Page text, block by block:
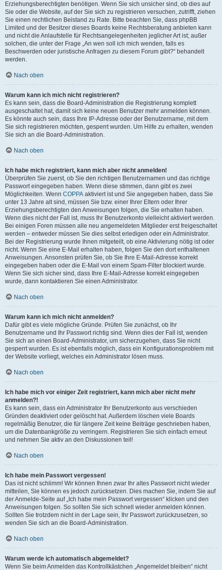
Erziehungsberechtigten benötigen. Wenn Sie sich unsicher sind, ob dies auf
Sie oder die Website, auf der Sie sich zu registrieren versuchen, zutrifft, ziehen
Sie einen rechtlichen Beistand zu Rate. Bitte beachten Sie, dass phpBB
Limited und der Besitzer dieses Boards keine Rechtsberatung anbieten kann
und nicht die Anlaufstelle für Rechtsangelegenheiten jeglicher Art ist; außer
solchen, die unter der Frage „An wen soll ich mich wenden, falls es
Beschwerden oder juristische Anfragen zu diesem Forum gibt?“ behandelt
werden.
Nach oben
Warum kann ich mich nicht registrieren?
Es kann sein, dass die Board-Administration die Registrierung komplett
ausgeschaltet hat, damit sich keine neuen Benutzer mehr anmelden können.
Es könnte auch sein, dass Ihre IP-Adresse oder der Benutzername, mit dem
Sie sich registrieren möchten, gesperrt wurden. Um Hilfe zu erhalten, wenden
Sie sich an die Board-Administration.
Nach oben
Ich habe mich registriert, kann mich aber nicht anmelden!
Überprüfen Sie zuerst, ob Sie den richtigen Benutzernamen und das richtige
Passwort eingegeben haben. Wenn diese stimmen, dann gibt es zwei
Möglichkeiten. Wenn COPPA aktiviert ist und Sie angegeben haben, dass Sie
unter 13 Jahre alt sind, müssen Sie bzw. einer Ihrer Eltern oder Ihrer
Erziehungsberechtigten den Anweisungen folgen, die Sie erhalten haben.
Wenn dies nicht der Fall ist, muss Ihr Benutzerkonto vielleicht aktiviert werden.
Bei einigen Foren müssen alle neu angemeldeten Mitglieder erst freigeschaltet
werden – entweder müssen Sie dies selbst erledigen oder ein Administrator.
Bei der Registrierung wurde Ihnen mitgeteilt, ob eine Aktivierung nötig ist oder
nicht. Wenn Sie eine E-Mail erhalten haben, folgen Sie den dort enthaltenen
Anweisungen. Ansonsten prüfen Sie, ob Sie Ihre E-Mail-Adresse korrekt
eingegeben haben oder die E-Mail von einem Spam-Filter blockiert wurde.
Wenn Sie sich sicher sind, dass Ihre E-Mail-Adresse korrekt eingegeben
wurde, dann kontaktieren Sie einen Administrator.
Nach oben
Warum kann ich mich nicht anmelden?
Dafür gibt es viele mögliche Gründe. Prüfen Sie zunächst, ob Ihr
Benutzername und Ihr Passwort richtig sind. Wenn dies der Fall ist, wenden
Sie sich an einen Board-Administrator, um sicherzugehen, dass Sie nicht
gesperrt wurden. Es ist ebenfalls möglich, dass ein Konfigurationsproblem mit
der Website vorliegt, welches ein Administrator lösen muss.
Nach oben
Ich habe mich vor einiger Zeit registriert, kann mich aber nicht mehr
anmelden?!
Es kann sein, dass ein Administrator Ihr Benutzerkonto aus verschieden
Gründen deaktiviert oder gelöscht hat. Außerdem löschen viele Boards
regelmäßig Benutzer, die für längere Zeit keine Beiträge geschrieben haben,
um die Datenbankgröße zu verringern. Registrieren Sie sich einfach erneut
und nehmen Sie aktiv an den Diskussionen teil!
Nach oben
Ich habe mein Passwort vergessen!
Das ist nicht schlimm! Wir können Ihnen zwar Ihr altes Passwort nicht wieder
mitteilen, Sie können es jedoch zurücksetzen. Dies machen Sie, indem Sie auf
der Anmelde-Seite auf „Ich habe mein Passwort vergessen“ klicken und den
Anweisungen folgen. So sollten Sie sich schnell wieder anmelden können.
Sollten Sie trotzdem nicht in der Lage sein, Ihr Passwort zurückzusetzen, so
wenden Sie sich an die Board-Administration.
Nach oben
Warum werde ich automatisch abgemeldet?
Wenn Sie beim Anmelden das Kontrollkästchen „Angemeldet bleiben“ nicht